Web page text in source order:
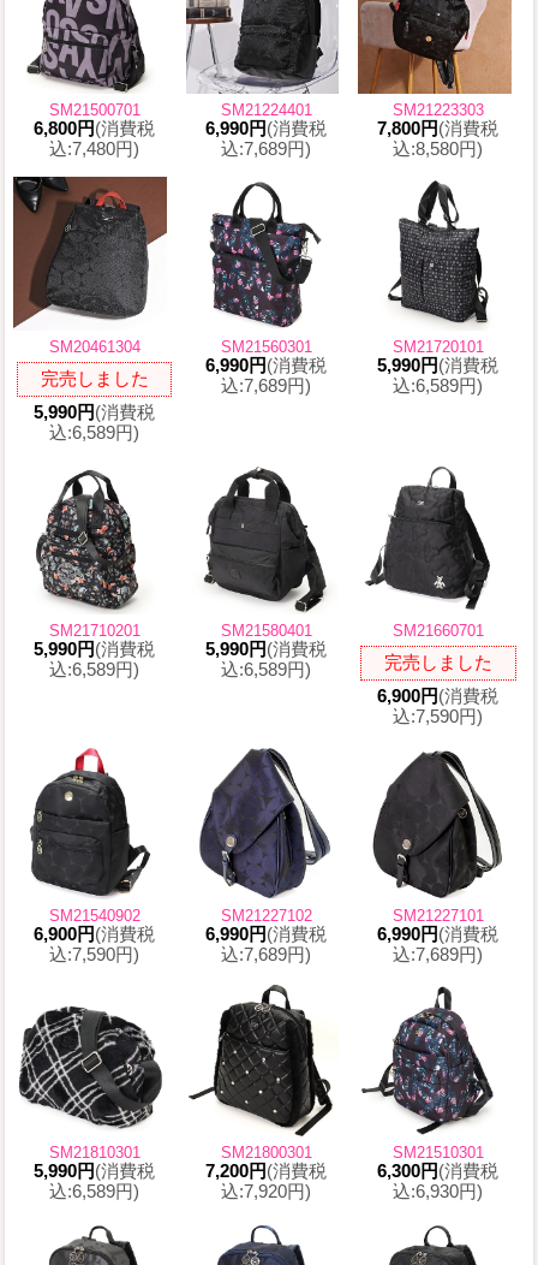
SM21500701
6,800円(消費税
込:7,480円)
SM21224401
6,990円(消費税
込:7,689円)
SM21223303
7,800円(消費税
込:8,580円)
SM20461304
完売しました
5,990円(消費税
込:6,589円)
SM21560301
6,990円(消費税
込:7,689円)
SM21720101
5,990円(消費税
込:6,589円)
SM21710201
5,990円(消費税
込:6,589円)
SM21580401
5,990円(消費税
込:6,589円)
SM21660701
完売しました
6,900円(消費税
込:7,590円)
SM21540902
6,900円(消費税
込:7,590円)
SM21227102
6,990円(消費税
込:7,689円)
SM21227101
6,990円(消費税
込:7,689円)
SM21810301
5,990円(消費税
込:6,589円)
SM21800301
7,200円(消費税
込:7,920円)
SM21510301
6,300円(消費税
込:6,930円)